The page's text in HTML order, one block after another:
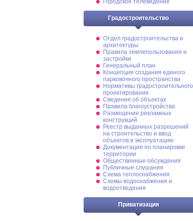
Городское телевидение
Градостроительство
Отдел градостроительства и
архитектуры
Правила землепользования и
застройки
Генеральный план
Концепция создания единого
парковочного пространства
Нормативы градостроительного
проектирования
Сведения об объектах
Правила благоустройства
Размещение рекламных
конструкций
Реестр выданных разрешений
на строительство и ввод
объектов в эксплуатацию
Документация по планировке
территории
Общественные обсуждения
Публичные слушания
Схема теплоснабжения
Схемы водоснабжения и
водоотведения
Приватизация